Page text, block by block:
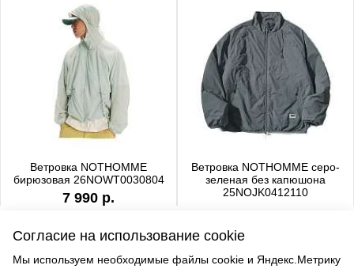
Ветровка NOTHOMME
бирюзовая 26NOWT0030804
7 990 р.
Ветровка NOTHOMME серо-
зеленая без капюшона
25NOJK0412110
Согласие на использование cookie
Мы используем необходимые файлы cookie и Яндекс.Метрику